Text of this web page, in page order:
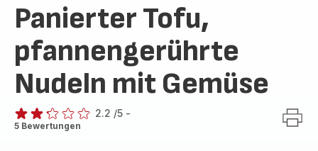
Panierter Tofu,
pfannengerührte
Nudeln mit Gemüse
ratings.2.2
2.2 /5 -
5 Bewertungen